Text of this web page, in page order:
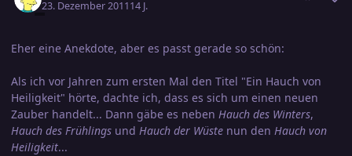
23. Dezember 201114 J.
Eher eine Anekdote, aber es passt gerade so schön:
Als ich vor Jahren zum ersten Mal den Titel "Ein Hauch von
Heiligkeit" hörte, dachte ich, dass es sich um einen neuen
Zauber handelt... Dann gäbe es neben Hauch des Winters,
Hauch des Frühlings und Hauch der Wüste nun den Hauch von
Heiligkeit...